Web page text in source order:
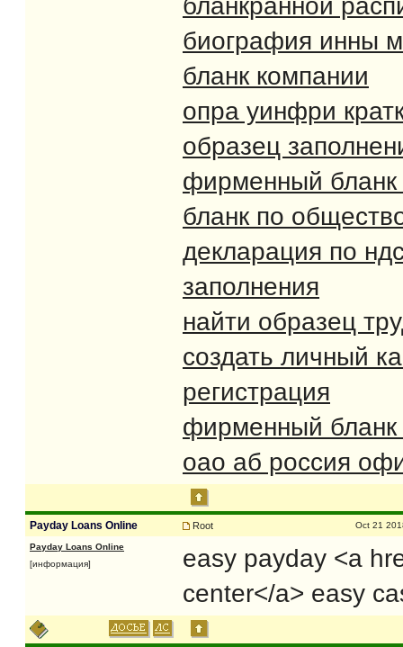
биография инны
бланк компании
опра уинфри
образец
фирменный бланк
бланк по
декларация по
заполнения
найти образец
создать личный
регистрация
фирменный бланк
оао аб россия
Payday Loans Online Root Oct 21
Payday Loans Online
[информация]
easy payday <a
center</a> easy